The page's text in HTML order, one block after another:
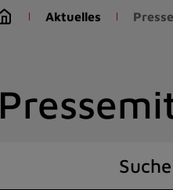
Aktuelles
Suche